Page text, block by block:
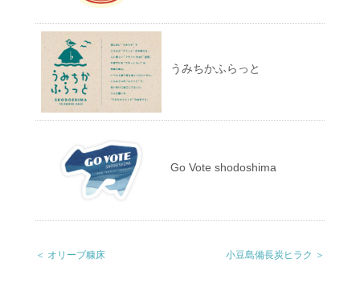
うみちかふらっと
Go Vote shodoshima
＜ オリーブ糠床 小豆島備長炭ヒラク ＞